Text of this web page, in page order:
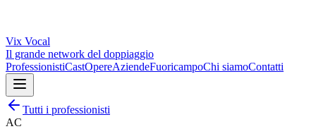
Vix Vocal
Il grande network del doppiaggio
ProfessionistiCastOpereAziendeFuoricampoChi siamoContatti
Tutti i professionisti
AC